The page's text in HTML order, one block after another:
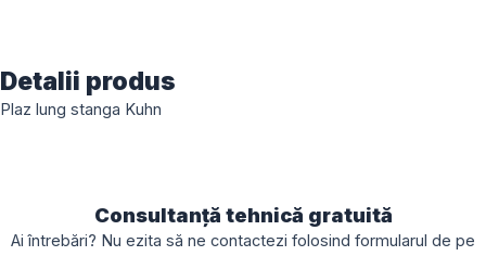
Detalii produs
Plaz lung stanga Kuhn
Consultanță tehnică gratuită
Ai întrebări? Nu ezita să ne contactezi folosind formularul de pe